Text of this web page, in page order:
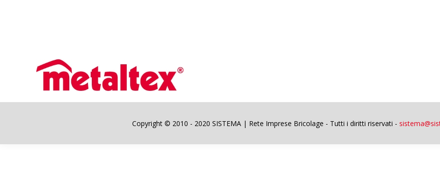
Copyright © 2010 - 2020 SISTEMA | Rete Imprese Bricolage - Tutti i diritti riservati -